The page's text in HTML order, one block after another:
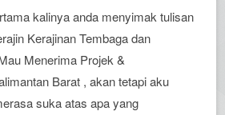
kalinya anda menyimak tulisan
Kerajinan Tembaga dan
Menerima Projek &
Barat , akan tetapi aku
suka atas apa yang